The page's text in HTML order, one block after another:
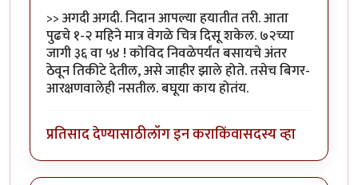
>> अगदी अगदी. निदान आपल्या हयातीत तरी. आता
पुढचे १-२ महिने मात्र वेगळे चित्र दिसू शकेल. ७२च्या
जागी ३६ वा ५४ ! कोविद निवळेपर्यंत बसायचे अंतर
ठेवून तिकीटे देतील, असे जाहीर झाले होते. तसेच बिगर-
आरक्षणवालेही नसतील. बघूया काय होतंय.
प्रतिसाद देण्यासाठीलॉग इन कराकिंवासदस्य व्हा